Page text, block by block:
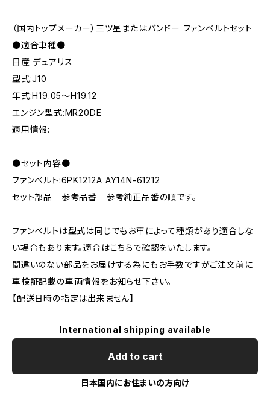
（国内トップメーカー）三ツ星またはバンドー ファンベルトセット
●適合車種●
日産 デュアリス
型式:J10
年式:H19.05～H19.12
エンジン型式:MR20DE
適用情報:
●セット内容●
ファンベルト:6PK1212A AY14N-61212
セット部品 参考品番 参考純正品番の順です。
ファンベルトは型式は同じでもお車によって種類があり適合しな
い場合もあります。適合はこちらで確認をいたします。
間違いのない部品をお届けする為にもお手数ですがご注文前に
車検証記載の車両情報をお知らせ下さい。
【配送日時の指定は出来ません】
International shipping available
Add to cart
日本国内にお住まいの方向け